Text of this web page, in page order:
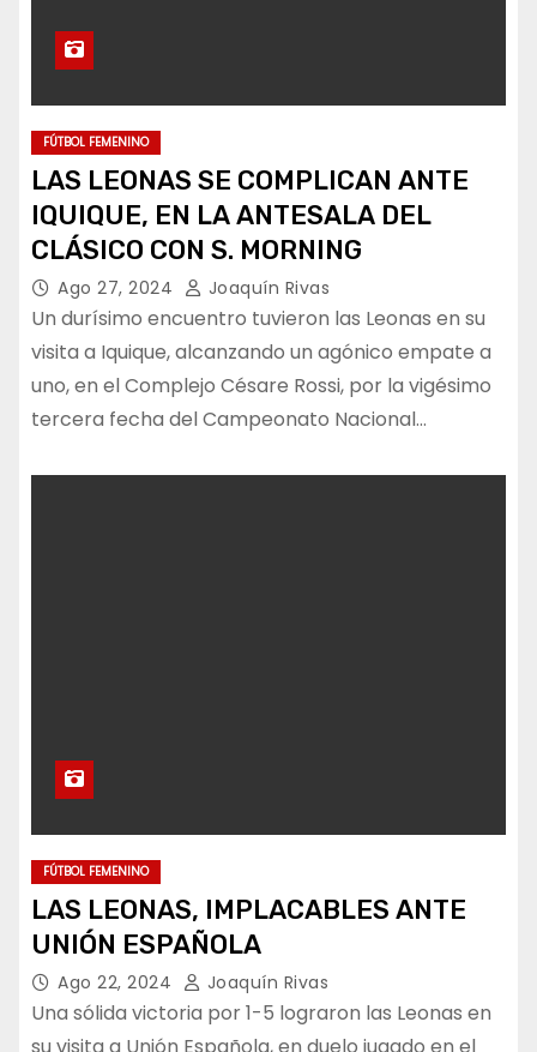
FÚTBOL FEMENINO
LAS LEONAS SE COMPLICAN ANTE
IQUIQUE, EN LA ANTESALA DEL
CLÁSICO CON S. MORNING
Ago 27, 2024 Joaquín Rivas
Un durísimo encuentro tuvieron las Leonas en su
visita a Iquique, alcanzando un agónico empate a
uno, en el Complejo Césare Rossi, por la vigésimo
tercera fecha del Campeonato Nacional…
FÚTBOL FEMENINO
LAS LEONAS, IMPLACABLES ANTE
UNIÓN ESPAÑOLA
Ago 22, 2024 Joaquín Rivas
Una sólida victoria por 1-5 lograron las Leonas en
su visita a Unión Española, en duelo jugado en el